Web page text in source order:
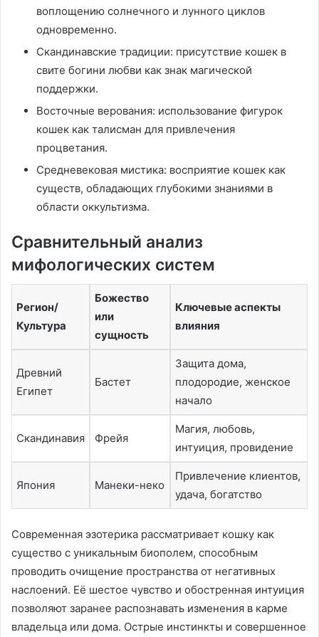
воплощению солнечного и лунного циклов
одновременно.
Скандинавские традиции: присутствие кошек в
свите богини любви как знак магической
поддержки.
Восточные верования: использование фигурок
кошек как талисман для привлечения
процветания.
Средневековая мистика: восприятие кошек как
существ, обладающих глубокими знаниями в
области оккультизма.
Сравнительный анализ
мифологических систем
Регион/
Культура
Божество
или
сущность
Ключевые аспекты
влияния
Древний
Египет
Бастет
Защита дома,
плодородие, женское
начало
Скандинавия Фрейя
Магия, любовь,
интуиция, провидение
Япония Манеки-неко
Привлечение клиентов,
удача, богатство
Современная эзотерика рассматривает кошку как
существо с уникальным биополем, способным
проводить очищение пространства от негативных
наслоений. Её шестое чувство и обостренная интуиция
позволяют заранее распознавать изменения в карме
владельца или дома. Острые инстинкты и совершенное